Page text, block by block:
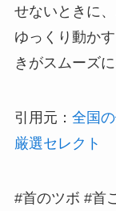
せないときに
ゆっくり動か
きがスムーズ
引用元： 全国
厳選セレクト
#首のツボ #首